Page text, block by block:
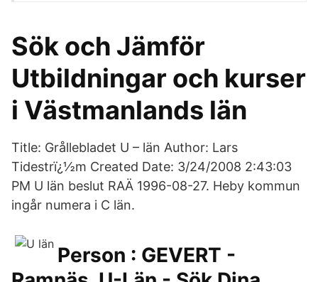
Sök och Jämför
Utbildningar och kurser
i Västmanlands län
Title: Grållebladet U – län Author: Lars
Tidestrï¿½m Created Date: 3/24/2008 2:43:03
PM U län beslut RAÄ 1996-08-27. Heby kommun
ingår numera i C län.
Person : GEVERT -